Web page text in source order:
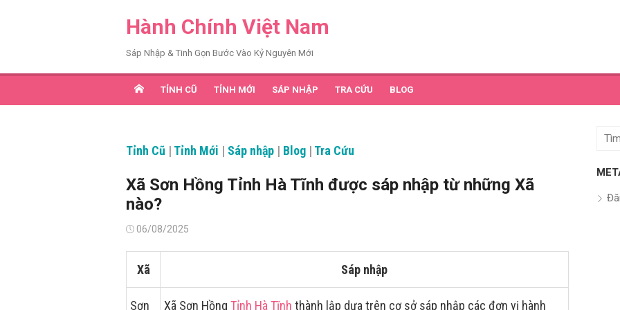
Hành Chính Việt Nam
Sáp Nhập & Tinh Gọn Bước Vào Kỷ Nguyên Mới
TỈNH CŨ TỈNH MỚI SÁP NHẬP TRA CỨU BLOG
Tỉnh Cũ | Tỉnh Mới | Sáp nhập | Blog | Tra Cứu
Xã Sơn Hồng Tỉnh Hà Tĩnh được sáp nhập từ những Xã
nào?
Đăng06/08/2025
Xã Sáp nhập
Sơn
Xã Sơn Hồng Tỉnh Hà Tĩnh thành lập dựa trên cơ sở sáp nhập các đơn vị hành
Tìm
quả